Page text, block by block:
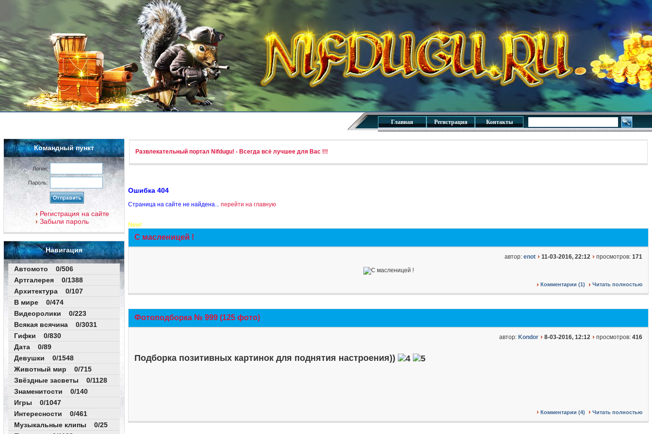
Главная Регистрация Контакты
Командный пункт
Логин:
Пароль:
Регистрация на сайте
Забыли пароль
Навигация
Автомото 0/506
Артгалерея 0/1388
Архитектура 0/107
В мире 0/474
Видеоролики 0/223
Всякая всячина 0/3031
Гифки 0/830
Дата 0/89
Девушки 0/1548
Животный мир 0/715
Звёздные засветы 0/1128
Знаменитости 0/140
Игры 0/1047
Интересности 0/461
Музыкальные клипы 0/25
Развлекательный портал Nifdugu! - Всегда всё лучшее для Вас !!!
Ошибка 404
Страница на сайте не найдена... перейти на главную
New!
С масленицей !
автор: enot 11-03-2016, 22:12 просмотров: 171
Комментарии (1) Читать полностью
Фотоподборка № 999 (125 фото)
автор: Kondor 8-03-2016, 12:12 просмотров: 416
Подборка позитивных картинок для поднятия настроения))
Комментарии (4) Читать полностью